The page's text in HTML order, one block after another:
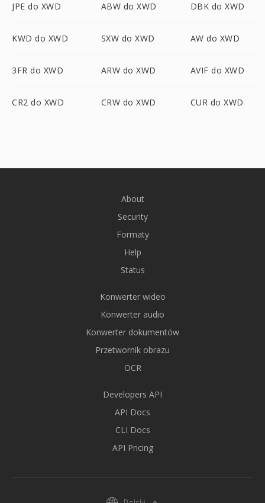
JPE do XWD ABW do XWD DBK do XWD
KWD do XWD SXW do XWD AW do XWD
3FR do XWD ARW do XWD AVIF do XWD
CR2 do XWD CRW do XWD CUR do XWD
About
Security
Formaty
Help
Status
Konwerter wideo
Konwerter audio
Konwerter dokumentów
Przetwornik obrazu
OCR
Developers API
API Docs
CLI Docs
API Pricing